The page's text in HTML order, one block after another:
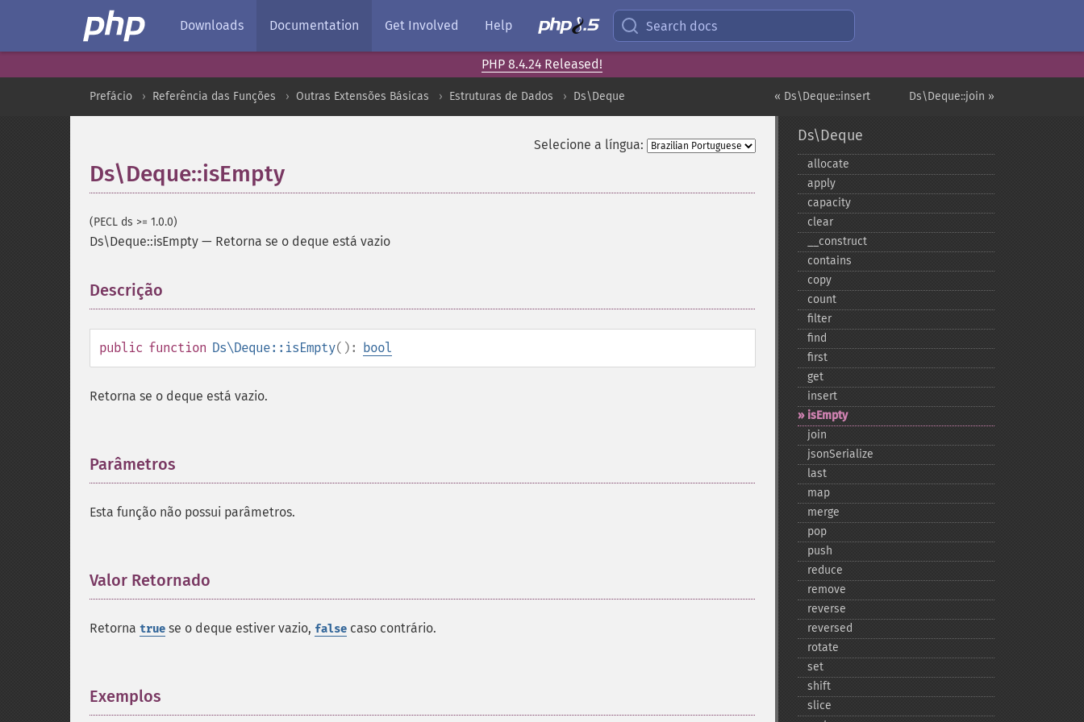
Downloads Documentation Get Involved Help Search docs
PHP 8.4.24 Released!
Ds\Deque::join »
« Ds\Deque::insert
Prefácio Referência das Funções Outras Extensões Básicas Estruturas de Dados Ds\Deque
Selecione a língua:
Ds\Deque::isEmpty
(PECL ds >= 1.0.0)
Ds\Deque::isEmpty — Retorna se o deque está vazio
Descrição
public function Ds\Deque::isEmpty(): bool
Retorna se o deque está vazio.
Parâmetros
Esta função não possui parâmetros.
Valor Retornado
Retorna true se o deque estiver vazio, false caso contrário.
Exemplos
Ds\Deque
allocate
apply
capacity
clear
_​_​construct
contains
copy
count
filter
find
first
get
insert
isEmpty
join
jsonSerialize
last
map
merge
pop
push
reduce
remove
reverse
reversed
rotate
set
shift
slice